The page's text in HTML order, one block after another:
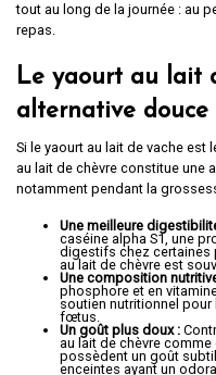
tout au long de la journée : au
repas.
Le yaourt au lait
alternative
Si le yaourt au lait de vache
au lait de chèvre constitue une
notamment pendant la
Une meilleure
caséine alpha S1, une
digestifs chez certaines
au lait de chèvre est
Une composition
phosphore et en
soutien nutritionnel pour
fœtus.
Un goût plus doux :
au lait de chèvre
possèdent un goût
enceintes ayant un